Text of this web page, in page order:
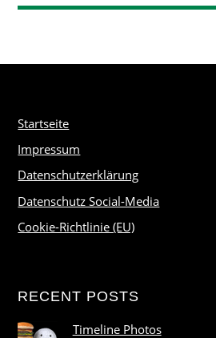
Startseite
Impressum
Datenschutzerklärung
Datenschutz Social-Media
Cookie-Richtlinie (EU)
RECENT POSTS
Timeline Photos